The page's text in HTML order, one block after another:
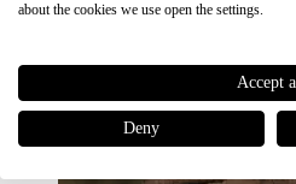
about the cookies we use open the settings.
Accept
Deny